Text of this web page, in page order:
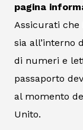
pagina
Assicurati che
sia all’interno
di numeri e
passaporto
al momento
Unito.